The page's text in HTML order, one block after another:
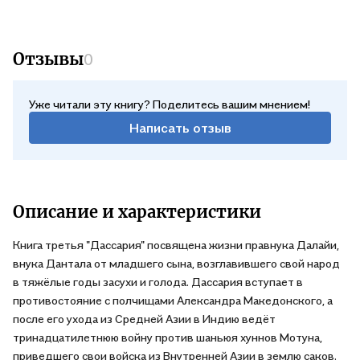
Отзывы0
Уже читали эту книгу? Поделитесь вашим мнением!
Написать отзыв
Описание и характеристики
Книга третья "Дассария" посвящена жизни правнука Далайи,
внука Дантала от младшего сына, возглавившего свой народ
в тяжёлые годы засухи и голода. Дассария вступает в
противостояние с полчищами Александра Македонского, а
после его ухода из Средней Азии в Индию ведёт
тринадцатилетнюю войну против шаньюя хуннов Мотуна,
приведшего свои войска из Внутренней Азии в землю саков.